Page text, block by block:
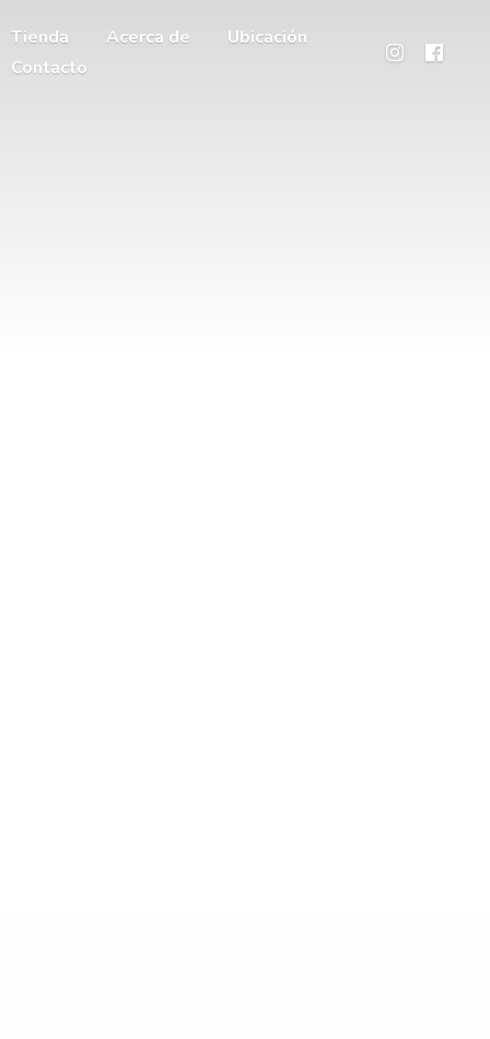
Tienda Acerca de
Ubicación
Contacto